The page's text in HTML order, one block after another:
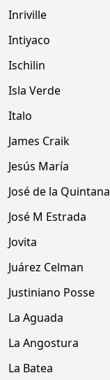
Inriville
Intiyaco
Ischilin
Isla Verde
Italo
James Craik
Jesús María
José de la Quintana
José M Estrada
Jovita
Juárez Celman
Justiniano Posse
La Aguada
La Angostura
La Batea